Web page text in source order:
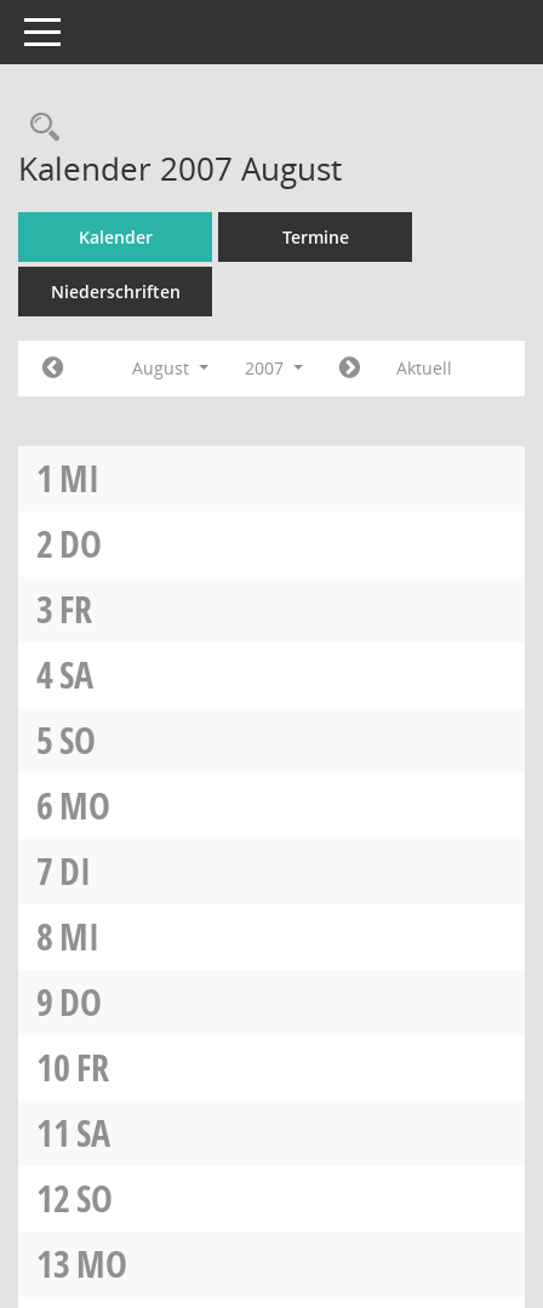
Toggle navigation
Rechercheauswahl
Kalender 2007 August
Kalender Termine
Niederschriften
August 2007 Aktuell
1 MI
2DO
3FR
4SA
5SO
6MO
7DI
8MI
9DO
10FR
11 SA
12SO
13MO